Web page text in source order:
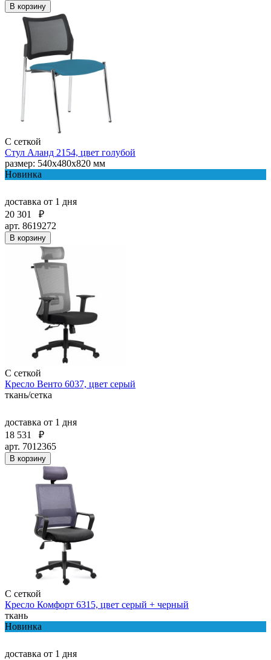
В корзину
С сеткой
Стул Аланд 2154, цвет голубой
размер: 540x480x820 мм
Новинка
доставка от 1 дня
20 301
₽
арт. 8619272
В корзину
С сеткой
Кресло Венто 6037, цвет серый
ткань/сетка
доставка от 1 дня
18 531
₽
арт. 7012365
В корзину
С сеткой
Кресло Комфорт 6315, цвет серый + черный
ткань
Новинка
доставка от 1 дня